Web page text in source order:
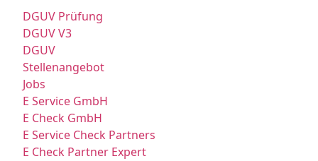
DGUV Prüfung
DGUV V3
DGUV
Stellenangebot
Jobs
E Service GmbH
E Check GmbH
E Service Check Partners
E Check Partner Expert